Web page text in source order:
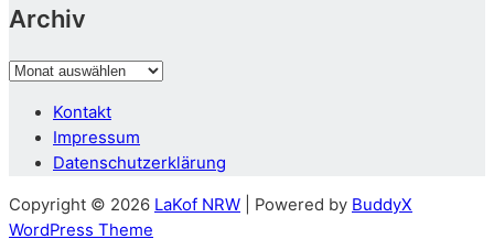
Archiv
Archiv
Kontakt
Impressum
Datenschutzerklärung
Copyright © 2026 LaKof NRW | Powered by BuddyX
WordPress Theme